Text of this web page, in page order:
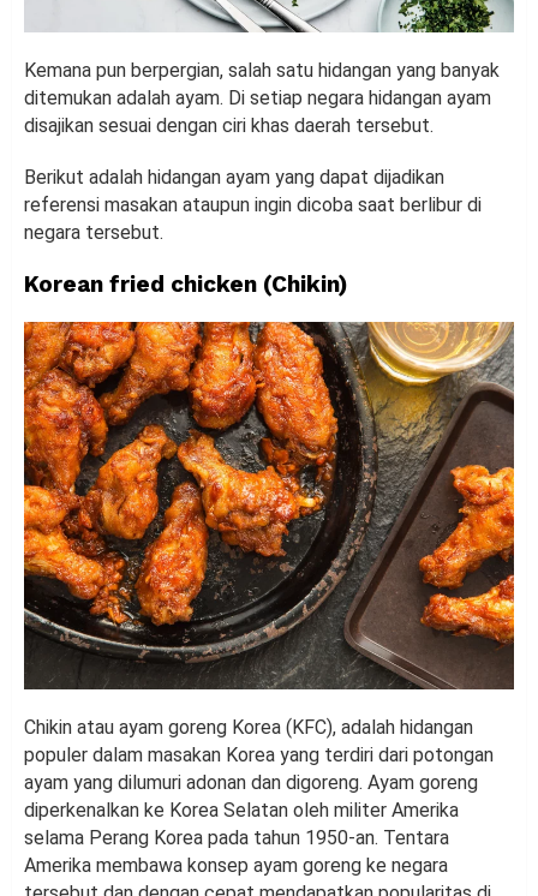
Kemana pun berpergian, salah satu hidangan yang banyak
ditemukan adalah ayam. Di setiap negara hidangan ayam
disajikan sesuai dengan ciri khas daerah tersebut.
Berikut adalah hidangan ayam yang dapat dijadikan
referensi masakan ataupun ingin dicoba saat berlibur di
negara tersebut.
Korean fried chicken (Chikin)
Chikin atau ayam goreng Korea (KFC), adalah hidangan
populer dalam masakan Korea yang terdiri dari potongan
ayam yang dilumuri adonan dan digoreng. Ayam goreng
diperkenalkan ke Korea Selatan oleh militer Amerika
selama Perang Korea pada tahun 1950-an. Tentara
Amerika membawa konsep ayam goreng ke negara